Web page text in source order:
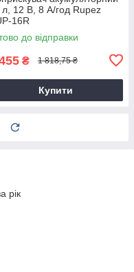
л, 12 В, 8 А/год Rupez
16R
до відправки
₴ 1 818,75 ₴
Купити
рік